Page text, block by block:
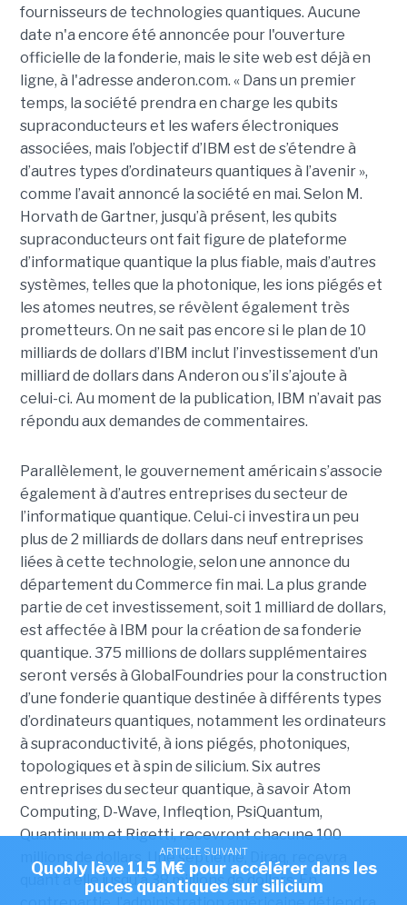
fournisseurs de technologies quantiques. Aucune
date n'a encore été annoncée pour l'ouverture
officielle de la fonderie, mais le site web est déjà en
ligne, à l'adresse anderon.com. « Dans un premier
temps, la société prendra en charge les qubits
supraconducteurs et les wafers électroniques
associées, mais l’objectif d’IBM est de s’étendre à
d’autres types d’ordinateurs quantiques à l’avenir »,
comme l’avait annoncé la société en mai. Selon M.
Horvath de Gartner, jusqu’à présent, les qubits
supraconducteurs ont fait figure de plateforme
d’informatique quantique la plus fiable, mais d’autres
systèmes, telles que la photonique, les ions piégés et
les atomes neutres, se révèlent également très
prometteurs. On ne sait pas encore si le plan de 10
milliards de dollars d’IBM inclut l’investissement d’un
milliard de dollars dans Anderon ou s’il s’ajoute à
celui-ci. Au moment de la publication, IBM n’avait pas
répondu aux demandes de commentaires.
Parallèlement, le gouvernement américain s’associe
également à d’autres entreprises du secteur de
l’informatique quantique. Celui-ci investira un peu
plus de 2 milliards de dollars dans neuf entreprises
liées à cette technologie, selon une annonce du
département du Commerce fin mai. La plus grande
partie de cet investissement, soit 1 milliard de dollars,
est affectée à IBM pour la création de sa fonderie
quantique. 375 millions de dollars supplémentaires
seront versés à GlobalFoundries pour la construction
d’une fonderie quantique destinée à différents types
d’ordinateurs quantiques, notamment les ordinateurs
à supraconductivité, à ions piégés, photoniques,
topologiques et à spin de silicium. Six autres
entreprises du secteur quantique, à savoir Atom
Computing, D-Wave, Infleqtion, PsiQuantum,
Quantinuum et Rigetti, recevront chacune 100
millions de dollars. Une septième, Diraq, recevra
quant à elle jusqu’à 38 millions de dollars. En
ARTICLE SUIVANT
Quobly lève 115 M€ pour accélérer dans les
puces quantiques sur silicium